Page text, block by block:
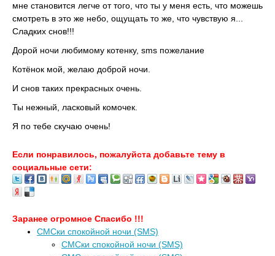
мне становится легче от того, что ты у меня есть, что можешь
смотреть в это же небо, ощущать то же, что чувствую я...
Сладких снов!!!
Дорой ночи любимому котенку, sms пожелание
Котёнок мой, желаю доброй ночи.
И снов таких прекрасных очень.
Ты нежный, ласковый комочек.
Я по тебе скучаю очень!
Если понравилось, пожалуйста добавьте тему в
социальные сети:
Заранее огромное Спасибо !!!
СМСки спокойной ночи (SMS)
СМСки спокойной ночи (SMS)